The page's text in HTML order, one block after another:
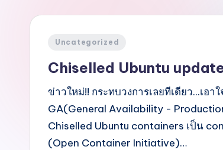
b
Posted
Uncategorized
Chiselled Ubuntu
ข่าวใหม่!! กระทบวงการเลยทีเดียว...เอ
GA(General Availability -
Chiselled Ubuntu containers เป็น
(Open Container Initiative)…